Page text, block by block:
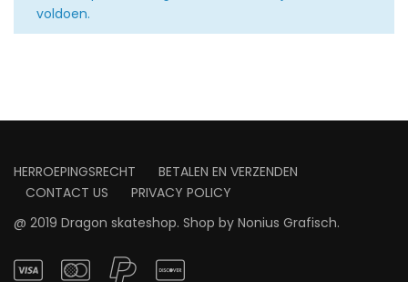
voldoen.
HERROEPINGSRECHT
BETALEN EN VERZENDEN
CONTACT US
PRIVACY POLICY
@ 2019 Dragon skateshop. Shop by Nonius Grafisch.